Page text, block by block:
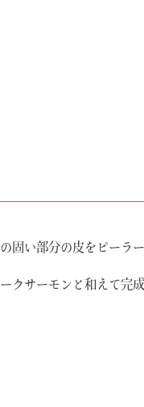
固い部分の皮をピーラ
クサーモンと和えて完成